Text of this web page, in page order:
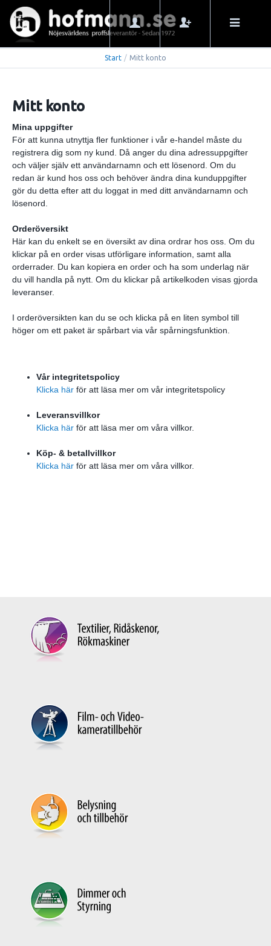
Start / Mitt konto
Mitt konto
Mina uppgifter
För att kunna utnyttja fler funktioner i vår e-handel måste du
registrera dig som ny kund. Då anger du dina adressuppgifter
och väljer själv ett användarnamn och ett lösenord. Om du
redan är kund hos oss och behöver ändra dina kunduppgifter
gör du detta efter att du loggat in med ditt användarnamn och
lösenord.
Orderöversikt
Här kan du enkelt se en översikt av dina ordrar hos oss. Om du
klickar på en order visas utförligare information, samt alla
orderrader. Du kan kopiera en order och ha som underlag när
du vill handla på nytt. Om du klickar på artikelkoden visas gjorda
leveranser.
I orderöversikten kan du se och klicka på en liten symbol till
höger om ett paket är spårbart via vår spårningsfunktion.
Vår integritetspolicy
Klicka här för att läsa mer om vår integritetspolicy
Leveransvillkor
Klicka här för att läsa mer om våra villkor.
Köp- & betallvillkor
Klicka här för att läsa mer om våra villkor.